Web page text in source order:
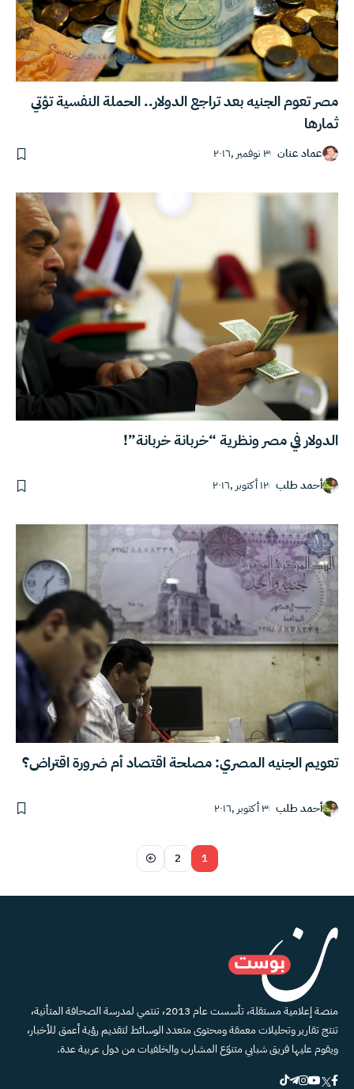
مصر تعوم الجنيه بعد تراجع الدولار.. الحملة النفسية تؤتي
ثمارها
عماد عنان ٣ نوفمبر ,٢٠١٦
الدولار في مصر ونظرية “خربانة خربانة”!
أحمد طلب ١٢ أكتوبر ,٢٠١٦
تعويم الجنيه المصري: مصلحة اقتصاد أم ضرورة اقتراض؟
أحمد طلب ٣ أكتوبر ,٢٠١٦
1
2
منصة إعلامية مستقلة، تأسست عام 2013، تنتمي لمدرسة الصحافة المتأنية،
تنتج تقارير وتحليلات معمقة ومحتوى متعدد الوسائط لتقديم رؤية أعمق للأخبار،
ويقوم عليها فريق شبابي متنوّع المشارب والخلفيات من دول عربية عدة.